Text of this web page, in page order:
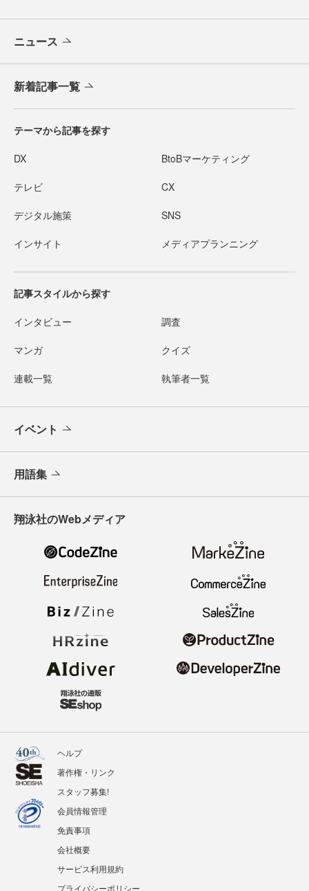
ニュース
新着記事一覧
テーマから記事を探す
DX BtoBマーケティング
テレビ CX
デジタル施策 SNS
インサイト メディアプランニング
記事スタイルから探す
インタビュー 調査
マンガ クイズ
連載一覧 執筆者一覧
イベント
用語集
翔泳社のWebメディア
ヘルプ
著作権・リンク
スタッフ募集!
会員情報管理
免責事項
会社概要
サービス利用規約
プライバシーポリシー